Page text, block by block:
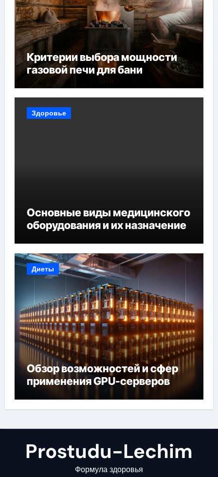
Критерии выбора мощности
газовой печи для бани
Здоровье
Основные виды медицинского
оборудования и их назначение
Диеты
Обзор возможностей и сфер
применения GPU-серверов
Prostudu-Lechim
Формула здоровья